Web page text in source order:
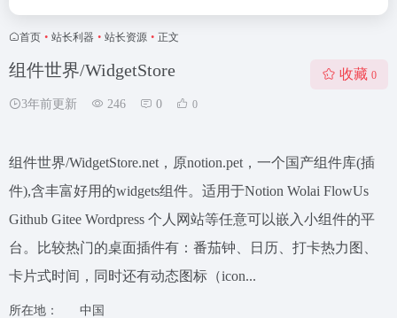
首页 • 站长利器 • 站长资源 • 正文
组件世界/WidgetStore
3年前更新 246 0 0
收藏 0
组件世界/WidgetStore.net，原notion.pet，一个国产组件库(插
件),含丰富好用的widgets组件。适用于Notion Wolai FlowUs
Github Gitee Wordpress 个人网站等任意可以嵌入小组件的平
台。比较热门的桌面插件有：番茄钟、日历、打卡热力图、
卡片式时间，同时还有动态图标（icon...
所在地：
中国